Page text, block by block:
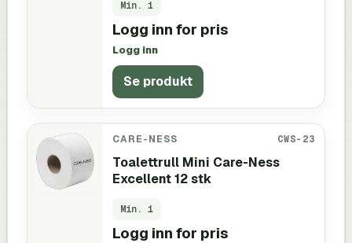
Min. 1
Logg inn for pris
Logg inn
Se produkt
CARE-NESS CWS-23
Toalettrull Mini Care-Ness
Excellent 12 stk
Min. 1
Logg inn for pris